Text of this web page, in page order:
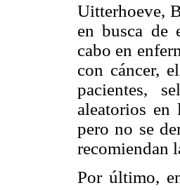
Uitterhoeve,
en busca de
cabo en
con cáncer,
pacientes,
aleatorios en
pero no se
recomiendan
Por último,